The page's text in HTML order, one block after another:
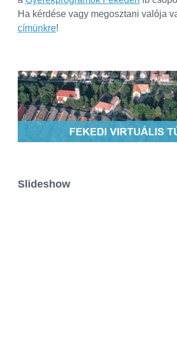
Ha kérdése vagy megosztani valója
címünkre!
Slideshow